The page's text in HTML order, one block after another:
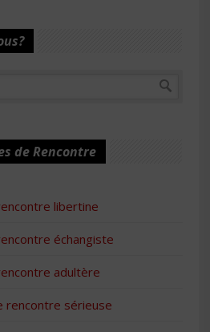
de Rencontre
libertine
échangiste
adultère
rencontre sérieuse